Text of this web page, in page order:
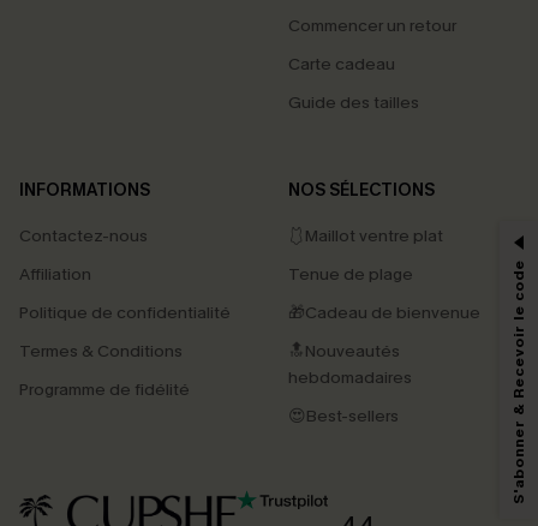
Commencer un retour
Carte cadeau
Guide des tailles
INFORMATIONS
Contactez-nous
Affiliation
Politique de confidentialité
Termes & Conditions
Programme de fidélité
NOS SÉLECTIONS
🩱Maillot ventre plat
Tenue de plage
🎁Cadeau de bienvenue
🔝Nouveautés
hebdomadaires
😍Best-sellers
PROFITEZ DE -15%
-15% dès 2 Achetés par E-mail
*Un code par commande, valable une seule fois.
En soumettant votre adresse e-mail, vous acceptez de recevoir des e-mails
marketing (y compris du contenu généré par l'IA) de Cupshe et
reconnaissez avoir pris connaissance de nos
pouvons utiliser les données collectées sur notre site ainsi que des
produits susceptibles de vous intéresser, conformément à notre
Politique de
confidentialité
. Vous pouvez vous désabonner à tout moment.
S'abonner & Recevoir le code